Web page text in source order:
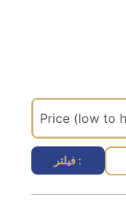
فیلتر :